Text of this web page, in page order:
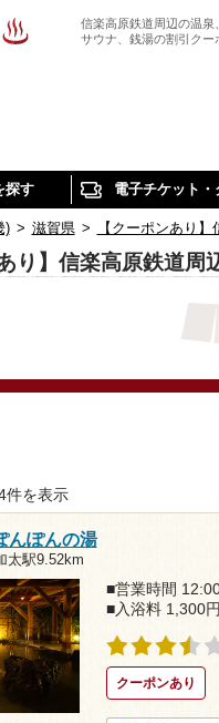
信楽高原鉄道周辺の温泉
サウナ、銭湯の割引クー
探す 電子チケット・
) > 滋賀県 > 【クーポンあり
り】信楽高原鉄道
件を表示
んぽんの湯
太駅9.52km
■営業時間
■入浴料 1,300
クーポンあり